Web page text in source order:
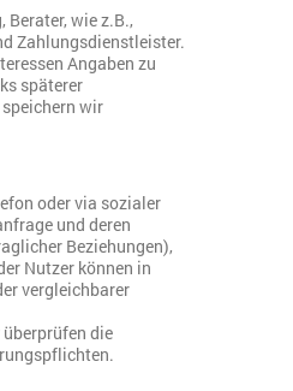
wie z.B.,
Zahlungsdienstleister.
Angaben zu
späterer
wir
oder via sozialer
und deren
Beziehungen),
Nutzer können in
vergleichbarer
die